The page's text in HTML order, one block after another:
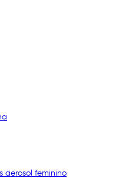
aerosol feminino